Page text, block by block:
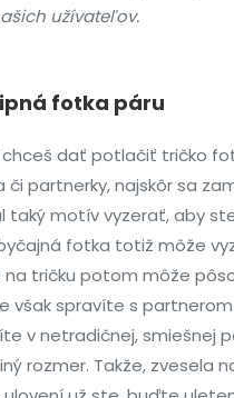
užívateľov.
fotka páru
chceš dať potlačiť tričko
partnerky, najskôr sa
taký motív vyzerať, aby
fotka totiž môže
na tričku potom môže
však spravíte s
v netradičnej, smiešnej
rozmer. Takže, zvesela